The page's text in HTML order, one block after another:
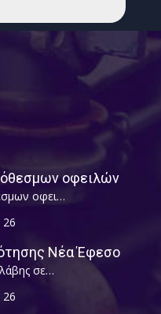
οφειλών
οφει…
26
Νέα Έφεσο
σε…
26